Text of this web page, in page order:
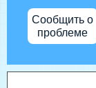
Сообщить о
проблеме